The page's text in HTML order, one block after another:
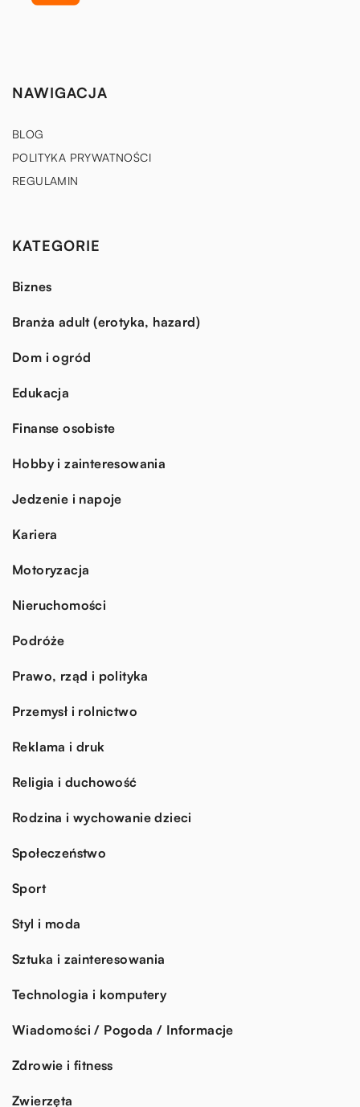
NAWIGACJA
BLOG
POLITYKA PRYWATNOŚCI
REGULAMIN
KATEGORIE
Biznes
Branża adult (erotyka, hazard)
Dom i ogród
Edukacja
Finanse osobiste
Hobby i zainteresowania
Jedzenie i napoje
Kariera
Motoryzacja
Nieruchomości
Podróże
Prawo, rząd i polityka
Przemysł i rolnictwo
Reklama i druk
Religia i duchowość
Rodzina i wychowanie dzieci
Społeczeństwo
Sport
Styl i moda
Sztuka i zainteresowania
Technologia i komputery
Wiadomości / Pogoda / Informacje
Zdrowie i fitness
Zwierzęta